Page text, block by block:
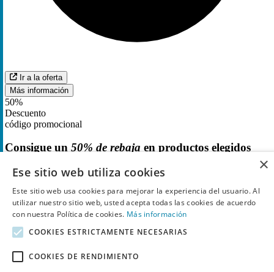
Ir a la oferta
Más información
50%
Descuento
código promocional
Consigue un 50% de rebaja en productos elegidos
×
Ese sitio web utiliza cookies
Este sitio web usa cookies para mejorar la experiencia del usuario. Al
utilizar nuestro sitio web, usted acepta todas las cookies de acuerdo
con nuestra Política de cookies. Más información
COOKIES ESTRICTAMENTE NECESARIAS
COOKIES DE RENDIMIENTO